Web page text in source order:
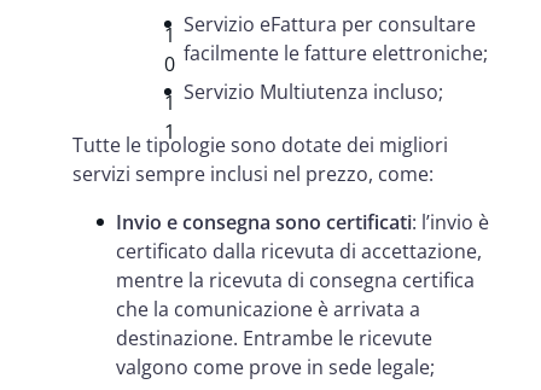
Servizio eFattura per consultare
facilmente le fatture elettroniche;
Servizio Multiutenza incluso;
Tutte le tipologie sono dotate dei migliori
servizi sempre inclusi nel prezzo, come:
Invio e consegna sono certificati: l’invio è
certificato dalla ricevuta di accettazione,
mentre la ricevuta di consegna certifica
che la comunicazione è arrivata a
destinazione. Entrambe le ricevute
valgono come prove in sede legale;